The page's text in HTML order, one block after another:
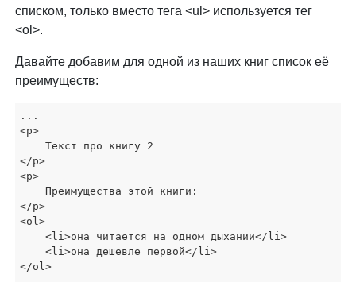
списком, только вместо тега <ul> используется тег
<ol>.
Давайте добавим для одной из наших книг список её
преимуществ:
...
<p>
    Текст про книгу 2
</p>
<p>
    Преимущества этой книги:
</p>
<ol>
    <li>она читается на одном дыхании</li>
    <li>она дешевле первой</li>
</ol>